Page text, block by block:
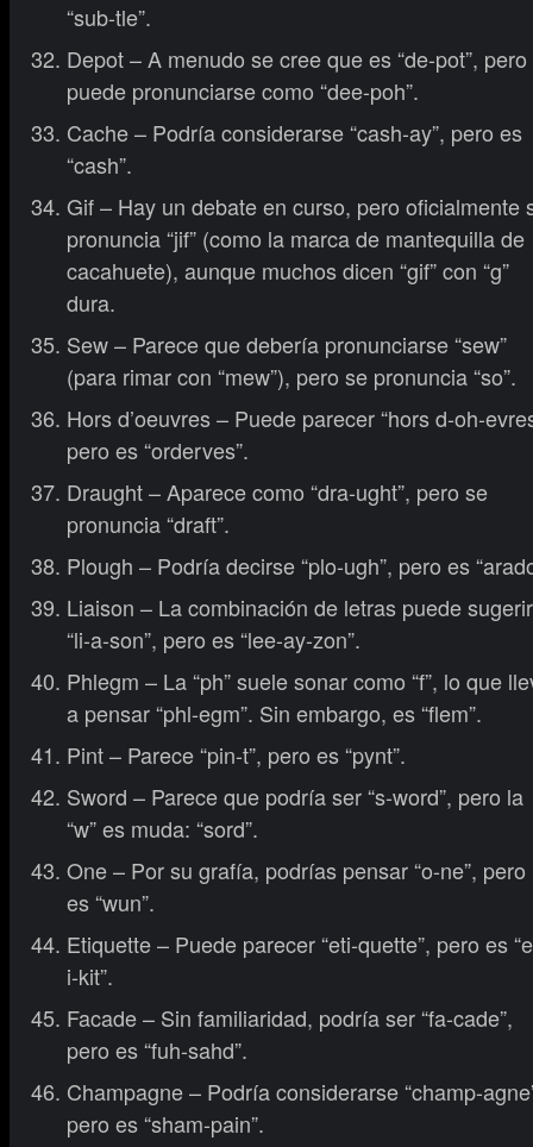
“sub-tle”.
Depot – A menudo se cree que es “de-pot”, pero
puede pronunciarse como “dee-poh”.
Cache – Podría considerarse “cash-ay”, pero es
“cash”.
Gif – Hay un debate en curso, pero oficialmente
pronuncia “jif” (como la marca de mantequilla de
cacahuete), aunque muchos dicen “gif” con “g”
dura.
Sew – Parece que debería pronunciarse “sew”
(para rimar con “mew”), pero se pronuncia “so”.
Hors d’oeuvres – Puede parecer “hors d-oh-
pero es “orderves”.
Draught – Aparece como “dra-ught”, pero se
pronuncia “draft”.
Plough – Podría decirse “plo-ugh”, pero es
Liaison – La combinación de letras puede sugerir
“li-a-son”, pero es “lee-ay-zon”.
Phlegm – La “ph” suele sonar como “f”, lo que
a pensar “phl-egm”. Sin embargo, es “flem”.
Pint – Parece “pin-t”, pero es “pynt”.
Sword – Parece que podría ser “s-word”, pero la
“w” es muda: “sord”.
One – Por su grafía, podrías pensar “o-ne”, pero
es “wun”.
Etiquette – Puede parecer “eti-quette”, pero es
i-kit”.
Facade – Sin familiaridad, podría ser “fa-cade”,
pero es “fuh-sahd”.
Champagne – Podría considerarse “champ-
pero es “sham-pain”.